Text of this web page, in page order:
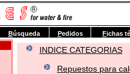
INDICE CATEGORIAS
Repuestos para
Búsqueda Pedidos Fichas